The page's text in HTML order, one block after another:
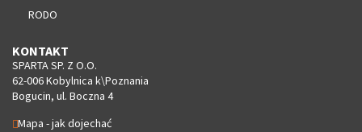
RODO
KONTAKT
SPARTA SP. Z O.O.
62-006 Kobylnica k\Poznania
Bogucin, ul. Boczna 4
Mapa - jak dojechać